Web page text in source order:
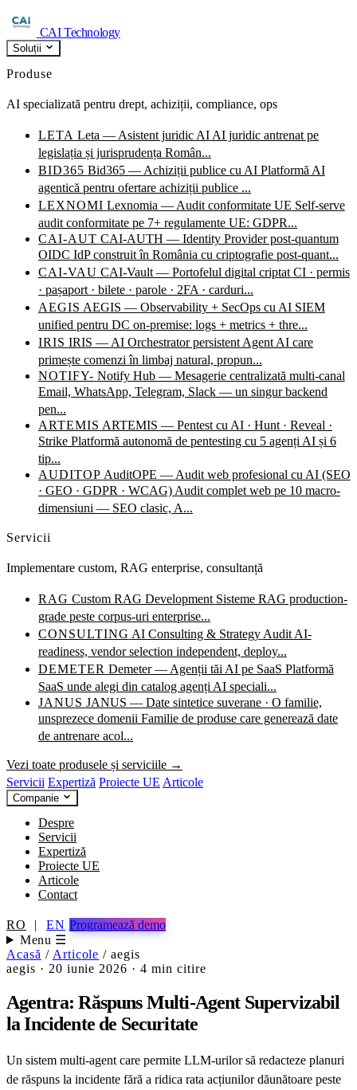
CAI Technology
Soluții
Produse
AI specializată pentru drept, achiziții, compliance, ops
LETA Leta — Asistent juridic AI AI juridic antrenat pe
legislația și jurisprudența Român...
BID365 Bid365 — Achiziții publice cu AI Platformă AI
agentică pentru ofertare achiziții publice ...
LEXNOMI Lexnomia — Audit conformitate UE Self-serve
audit conformitate pe 7+ regulamente UE: GDPR...
CAI-AUT CAI-AUTH — Identity Provider post-quantum
OIDC IdP construit în România cu criptografie post-quant...
CAI-VAU CAI-Vault — Portofelul digital criptat CI · permis
· pașaport · bilete · parole · 2FA · carduri...
AEGIS AEGIS — Observability + SecOps cu AI SIEM
unified pentru DC on-premise: logs + metrics + thre...
IRIS IRIS — AI Orchestrator persistent Agent AI care
primește comenzi în limbaj natural, propun...
NOTIFY- Notify Hub — Mesagerie centralizată multi-canal
Email, WhatsApp, Telegram, Slack — un singur backend
pen...
ARTEMIS ARTEMIS — Pentest cu AI · Hunt · Reveal ·
Strike Platformă autonomă de pentesting cu 5 agenți AI și 6
tip...
AUDITOP AuditOPE — Audit web profesional cu AI (SEO
· GEO · GDPR · WCAG) Audit complet web pe 10 macro-
dimensiuni — SEO clasic, A...
Servicii
Implementare custom, RAG enterprise, consultanță
RAG Custom RAG Development Sisteme RAG production-
grade peste corpus-uri enterprise...
CONSULTING AI Consulting & Strategy Audit AI-
readiness, vendor selection independent, deploy...
DEMETER Demeter — Agenții tăi AI pe SaaS Platformă
SaaS unde alegi din catalog agenți AI speciali...
JANUS JANUS — Date sintetice suverane · O familie,
unsprezece domenii Familie de produse care generează date
de antrenare acol...
Vezi toate produsele și serviciile →
Servicii Expertiză Proiecte UE Articole
Companie
Despre
Servicii
Expertiză
Proiecte UE
Articole
Contact
RO | EN Programează demo
Menu ☰
Acasă / Articole / aegis
aegis · 20 iunie 2026 · 4 min citire
Agentra: Răspuns Multi-Agent Supervizabil
la Incidente de Securitate
Un sistem multi-agent care permite LLM-urilor să redacteze planuri
de răspuns la incidente fără a ridica rata acțiunilor dăunătoare peste